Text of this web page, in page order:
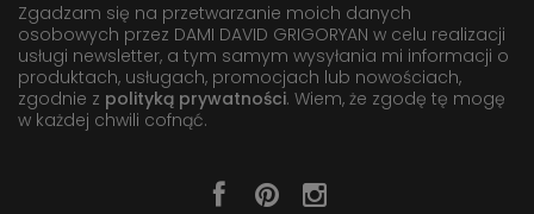
Zgadzam się na przetwarzanie moich danych
osobowych przez DAMI DAVID GRIGORYAN w celu realizacji
usługi newsletter, a tym samym wysyłania mi informacji o
produktach, usługach, promocjach lub nowościach,
zgodnie z polityką prywatności. Wiem, że zgodę tę mogę
w każdej chwili cofnąć.